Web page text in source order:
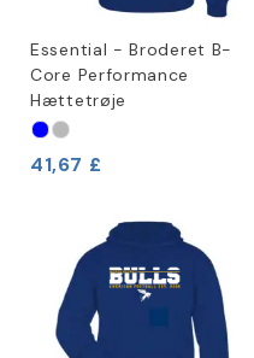
Essential - Broderet B-
Core Performance
Hættetrøje
41,67 £